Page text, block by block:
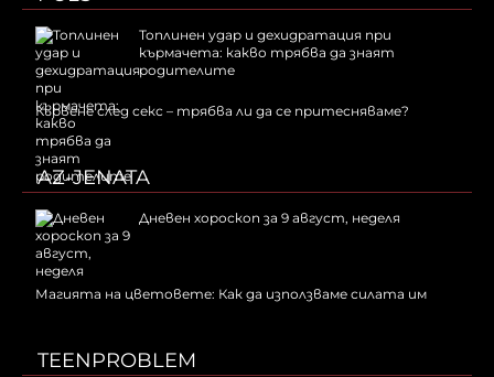
Топлинен удар и дехидратация при
кърмачета: какво трябва да знаят
родителите
Кървене след секс – трябва ли да се притесняваме?
AZ-JENATA
Дневен хороскоп за 9 август, неделя
Магията на цветовете: Как да използваме силата им
TEENPROBLEM